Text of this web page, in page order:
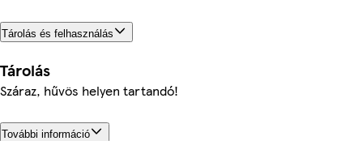
Tárolás és felhasználás
Tárolás
Száraz, hűvös helyen tartandó!
További információ